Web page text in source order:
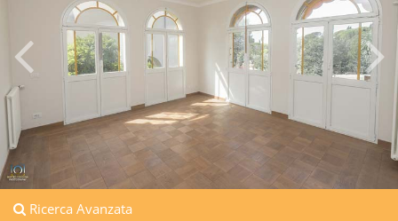
Ricerca Avanzata